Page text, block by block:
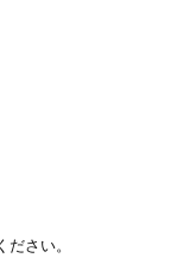
ださい。